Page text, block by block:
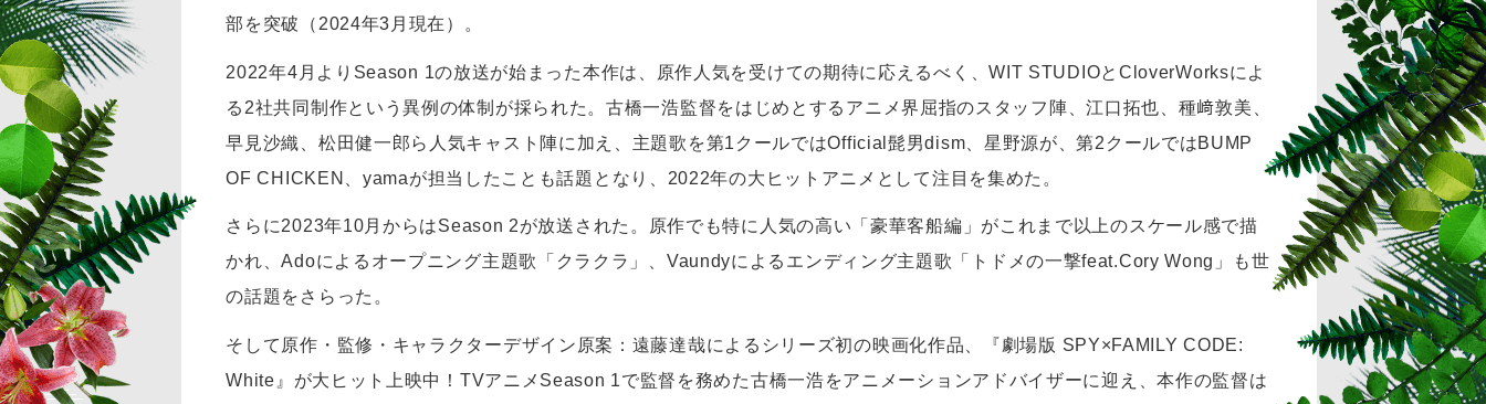
部を突破（2024年3月現在）。
2022年4月よりSeason 1の放送が始まった本作は、原作人気を受けての期待に応えるべく、WIT STUDIOとCloverWorksによ
る2社共同制作という異例の体制が採られた。古橋一浩監督をはじめとするアニメ界屈指のスタッフ陣、江口拓也、種﨑敦美、
早見沙織、松田健一郎ら人気キャスト陣に加え、主題歌を第1クールではOfficial髭男dism、星野源が、第2クールではBUMP
OF CHICKEN、yamaが担当したことも話題となり、2022年の大ヒットアニメとして注目を集めた。
さらに2023年10月からはSeason 2が放送された。原作でも特に人気の高い「豪華客船編」がこれまで以上のスケール感で描
かれ、Adoによるオープニング主題歌「クラクラ」、Vaundyによるエンディング主題歌「トドメの一撃feat.Cory Wong」も世
の話題をさらった。
そして原作・監修・キャラクターデザイン原案：遠藤達哉によるシリーズ初の映画化作品、『劇場版 SPY×FAMILY CODE:
White』が大ヒット上映中！TVアニメSeason 1で監督を務めた古橋一浩をアニメーションアドバイザーに迎え、本作の監督は